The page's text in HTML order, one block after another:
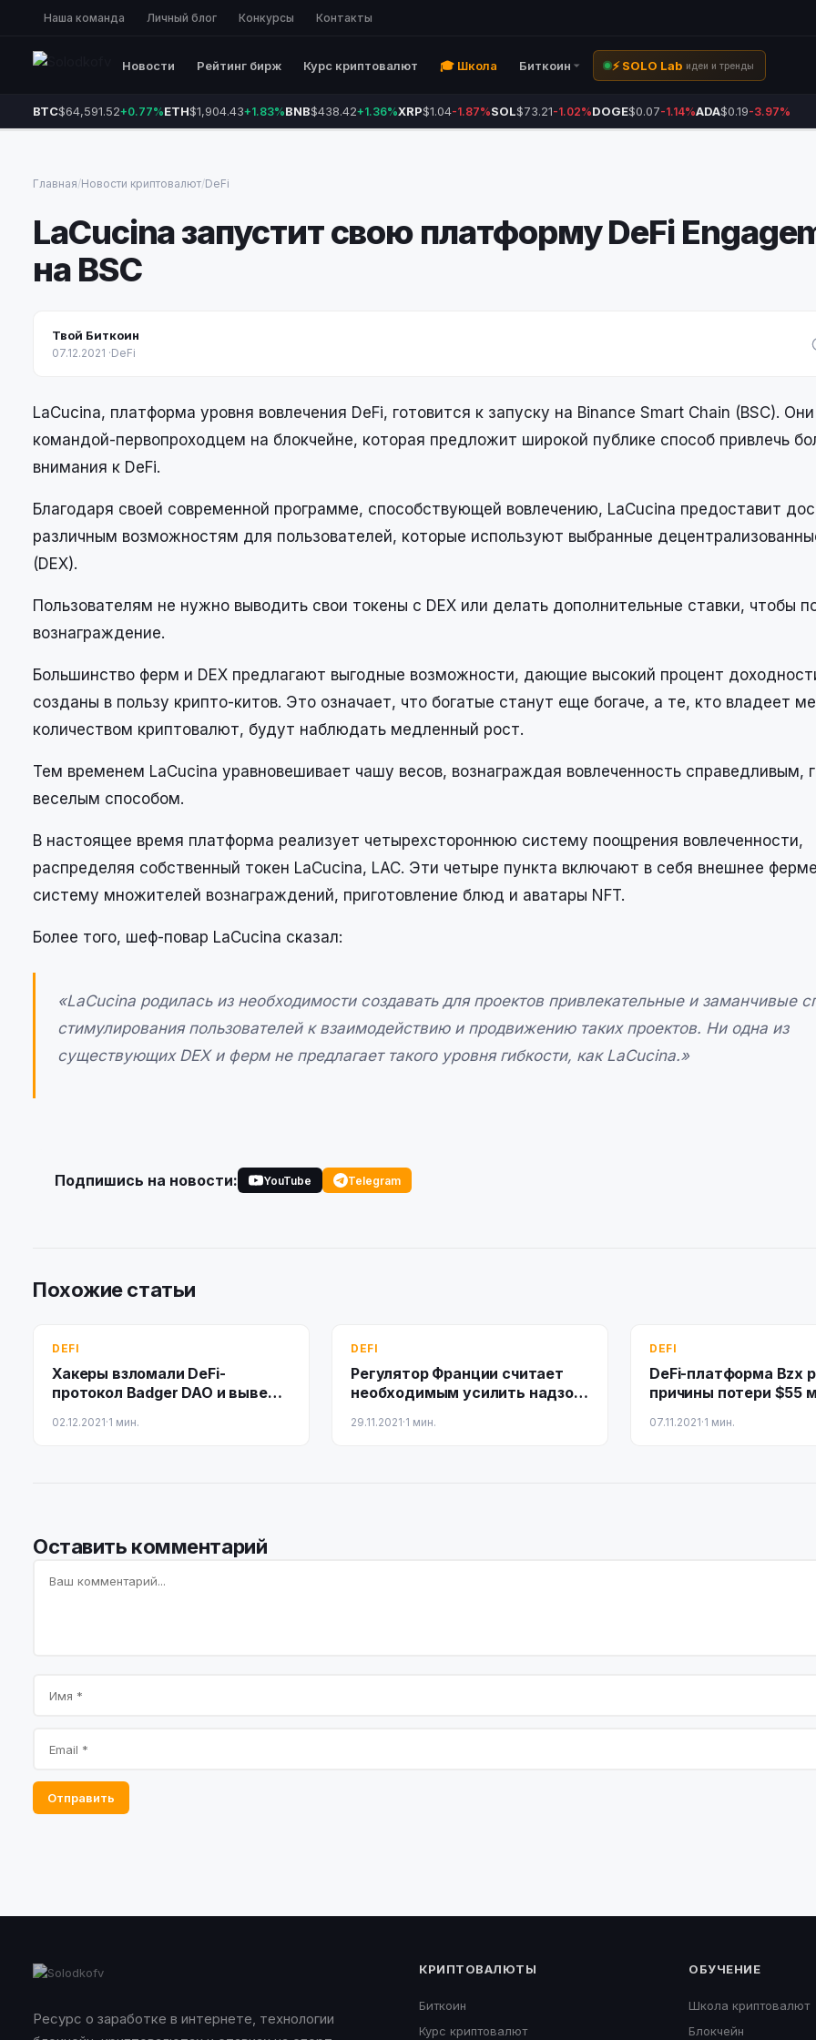
Наша команда Личный блог Конкурсы Контакты
Новости Рейтинг бирж Курс криптовалют 🎓 Школа Биткоин ⚡ SOLO Lab идеи и тренды
BTC$64,591.52+0.77%ETH$1,904.43+1.83%BNB$438.42+1.36%XRP$1.04-1.87%SOL$73.21-1.02%DOGE$0.07-1.14%ADA$0.19-3.97%
Главная/Новости криптовалют/DeFi
LaCucina запустит свою платформу DeFi
на BSC
Твой Биткоин
07.12.2021 ·DeFi
LaCucina, платформа уровня вовлечения DeFi, готовится к запуску на Binance Smart Chain (BSC).
командой-первопроходцем на блокчейне, которая предложит широкой публике способ привлечь
внимания к DeFi.
Благодаря своей современной программе, способствующей вовлечению, LaCucina предоставит
различным возможностям для пользователей, которые используют выбранные
(DEX).
Пользователям не нужно выводить свои токены с DEX или делать дополнительные ставки, чтобы
вознаграждение.
Большинство ферм и DEX предлагают выгодные возможности, дающие высокий процент
созданы в пользу крипто-китов. Это означает, что богатые станут еще богаче, а те, кто владеет
количеством криптовалют, будут наблюдать медленный рост.
Тем временем LaCucina уравновешивает чашу весов, вознаграждая вовлеченность справедливым,
веселым способом.
В настоящее время платформа реализует четырехстороннюю систему поощрения вовлеченности,
распределяя собственный токен LaCucina, LAC. Эти четыре пункта включают в себя внешнее
систему множителей вознаграждений, приготовление блюд и аватары NFT.
Более того, шеф-повар LaCucina сказал:
«LaCucina родилась из необходимости создавать для проектов привлекательные и заманчивые
стимулирования пользователей к взаимодействию и продвижению таких проектов. Ни одна из
существующих DEX и ферм не предлагает такого уровня гибкости, как LaCucina.»
Подпишись на новости: YouTube Telegram
Похожие статьи
DEFI
Хакеры взломали DeFi-
протокол Badger DAO и вывели
02.12.2021·1 мин.
DEFI
Регулятор Франции считает
необходимым усилить надзор
29.11.2021·1 мин.
DEFI
DeFi-платформа Bzx
причины потери $55
07.11.2021·1 мин.
Оставить комментарий
Отправить
Ресурс о заработке в интернете, технологии
КРИПТОВАЛЮТЫ
Биткоин
Курс криптовалют
ОБУЧЕНИЕ
Школа криптовалют
Блокчейн